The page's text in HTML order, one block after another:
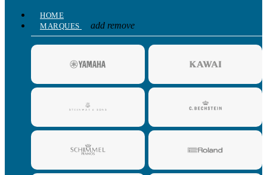
HOME
MARQUES
add remove